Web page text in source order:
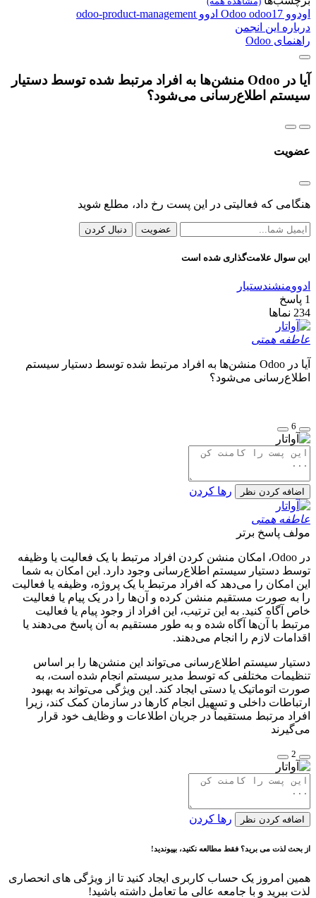
اودوو Odoo odoo17 ادوو odoo-product-management
درباره این انجمن
راهنمای Odoo
آیا در Odoo منشن‌ها به افراد مرتبط شده توسط دستیار
سیستم اطلاع‌رسانی می‌شود؟
عضویت
هنگامی که فعالیتی در این پست رخ داد، مطلع شوید
عضویت دنبال کردن
این سوال علامت‌گذاری شده است
ادوومنشندستیار
1 پاسخ
234 نماها
عاطفه همتی
آیا در Odoo منشن‌ها به افراد مرتبط شده توسط دستیار سیستم
اطلاع‌رسانی می‌شود؟
6
اضافه کردن نظر رها کردن
عاطفه همتی
مولف پاسخ برتر
در Odoo، امکان منشن کردن افراد مرتبط با یک فعالیت یا وظیفه
توسط دستیار سیستم اطلاع‌رسانی وجود دارد. این امکان به شما
این امکان را می‌دهد که افراد مرتبط با یک پروژه، وظیفه یا فعالیت
را به صورت مستقیم منشن کرده و آن‌ها را در یک پیام یا فعالیت
خاص آگاه کنید. به این ترتیب، این افراد از وجود پیام یا فعالیت
مرتبط با آن‌ها آگاه شده و به طور مستقیم به آن پاسخ می‌دهند یا
اقدامات لازم را انجام می‌دهند.
دستیار سیستم اطلاع‌رسانی می‌تواند این منشن‌ها را بر اساس
تنظیمات مختلفی که توسط مدیر سیستم انجام شده است، به
صورت اتوماتیک یا دستی ایجاد کند. این ویژگی می‌تواند به بهبود
ارتباطات داخلی و تسهیل انجام کارها در سازمان کمک کند، زیرا
افراد مرتبط مستقیماً در جریان اطلاعات و وظایف خود قرار
می‌گیرند
2
اضافه کردن نظر رها کردن
از بحث لذت می برید؟ فقط مطالعه نکنید، بپیوندید!
همین امروز یک حساب کاربری ایجاد کنید تا از ویژگی های انحصاری
لذت ببرید و با جامعه عالی ما تعامل داشته باشید!